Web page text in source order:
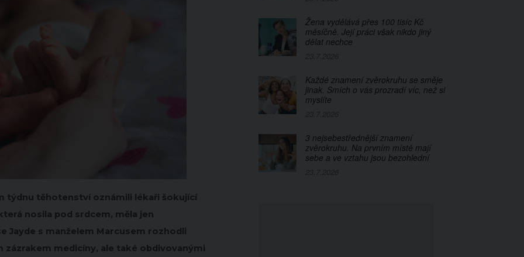
týdnu těhotenství oznámili lékaři šokující
nosila pod srdcem, měla jen
Jayde s manželem Marcusem rozhodli
medicíny, ale také obdivovanými
Žena vydělává přes 100 tisíc Kč
měsíčně. Její práci však nikdo jiný
dělat nechce
Každé znamení zvěrokruhu se směje
jinak. Smích o vás prozradí víc, než si
myslíte
3 nejsebestřednější znamení
zvěrokruhu. Na prvním místě mají
sebe a ve vztahu jsou bezohlední